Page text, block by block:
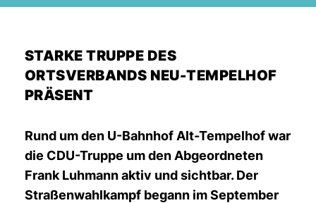
STARKE TRUPPE DES
ORTSVERBANDS NEU-TEMPELHOF
PRÄSENT
Rund um den U-Bahnhof Alt-Tempelhof war
die CDU-Truppe um den Abgeordneten
Frank Luhmann aktiv und sichtbar. Der
Straßenwahlkampf begann im September